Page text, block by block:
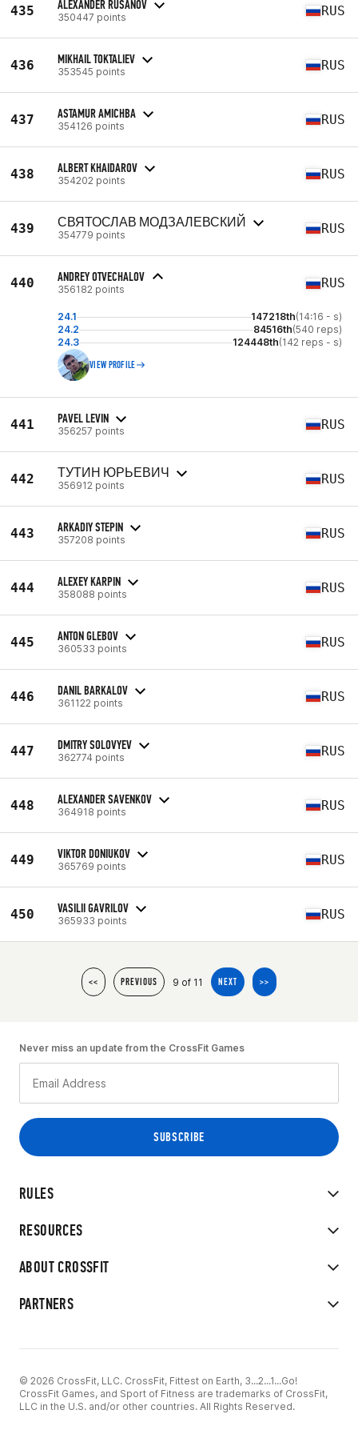
435 ALEXANDER RUSANOV
350447 points RUS
436 MIKHAIL TOKTALIEV
353545 points RUS
437 ASTAMUR AMICHBA
354126 points RUS
438 ALBERT KHAIDAROV
354202 points RUS
439 СВЯТОСЛАВ МОДЗАЛЕВСКИЙ
354779 points RUS
440 ANDREY OTVECHALOV
356182 points RUS
24.1 147218th(14:16 - s)
24.2
84516th(540 reps)
24.3
124448th(142 reps - s)
VIEW PROFILE
441 PAVEL LEVIN
356257 points RUS
442 ТУТИН ЮРЬЕВИЧ
356912 points RUS
443 ARKADIY STEPIN
357208 points RUS
444 ALEXEY KARPIN
358088 points RUS
445 ANTON GLEBOV
360533 points RUS
446 DANIL BARKALOV
361122 points RUS
447 DMITRY SOLOVYEV
362774 points RUS
448 ALEXANDER SAVENKOV
364918 points RUS
449 VIKTOR DONIUKOV
365769 points RUS
450 VASILII GAVRILOV
365933 points RUS
<< PREVIOUS 9 of 11 NEXT >>
RULES
RESOURCES
ABOUT CROSSFIT
PARTNERS
Never miss an update from the CrossFit Games
© 2026 CrossFit, LLC. CrossFit, Fittest on Earth, 3...2...1...Go!
CrossFit Games, and Sport of Fitness are trademarks of CrossFit,
LLC in the U.S. and/or other countries. All Rights Reserved.